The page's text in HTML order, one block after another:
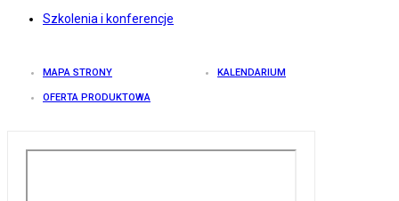
Szkolenia i konferencje
MAPA STRONY KALENDARIUM
OFERTA PRODUKTOWA